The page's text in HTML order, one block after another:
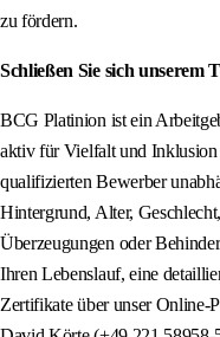
zu fördern.
Schließen Sie sich unserem
BCG Platinion ist ein
aktiv für Vielfalt und Inklusion
qualifizierten Bewerber
Hintergrund, Alter,
Überzeugungen oder
Ihren Lebenslauf, eine
Zertifikate über unser Online-